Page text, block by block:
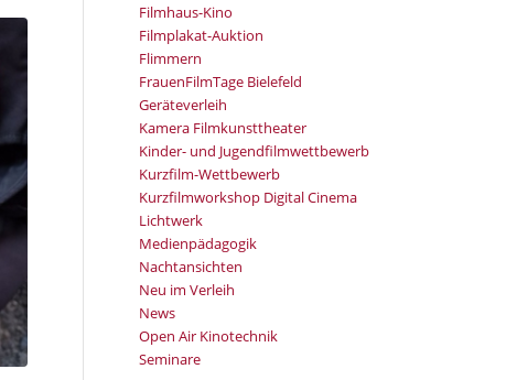
Filmhaus-Kino
Filmplakat-Auktion
Flimmern
FrauenFilmTage Bielefeld
Geräteverleih
Kamera Filmkunsttheater
Kinder- und Jugendfilmwettbewerb
Kurzfilm-Wettbewerb
Kurzfilmworkshop Digital Cinema
Lichtwerk
Medienpädagogik
Nachtansichten
Neu im Verleih
News
Open Air Kinotechnik
Seminare